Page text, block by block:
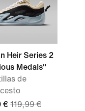
Heir Series 2
Medals"
de
€ 119,99 €